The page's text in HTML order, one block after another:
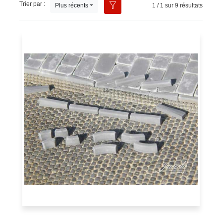
1 / 1 sur 9 résultats
Trier par : Plus récents